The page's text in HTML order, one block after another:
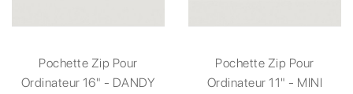
Pochette Zip Pour
Ordinateur 16" - DANDY
Pochette Zip Pour
Ordinateur 11" - MINI